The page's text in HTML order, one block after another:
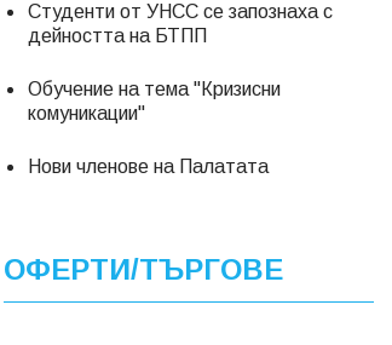
Студенти от УНСС се запознаха с
дейността на БТПП
Обучение на тема "Кризисни
комуникации"
Нови членове на Палатата
ОФЕРТИ/ТЪРГОВЕ